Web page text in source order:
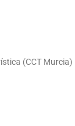
(CCT Murcia)